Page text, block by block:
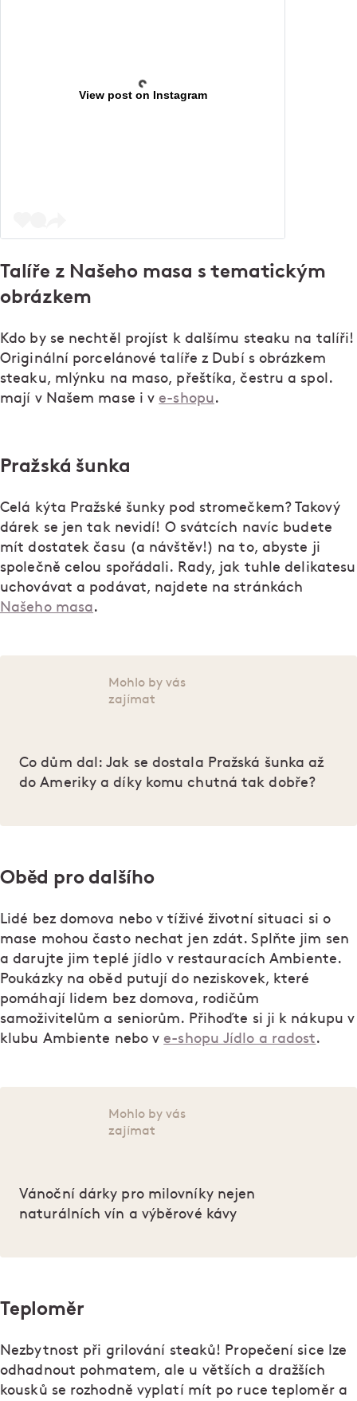
View post on Instagram
Talíře z Našeho masa s tematickým
obrázkem
Kdo by se nechtěl projíst k dalšímu steaku na talíři!
Originální porcelánové talíře z Dubí s obrázkem
steaku, mlýnku na maso, přeštíka, čestru a spol.
mají v Našem mase i v e-shopu.
Pražská šunka
Celá kýta Pražské šunky pod stromečkem? Takový
dárek se jen tak nevidí! O svátcích navíc budete
mít dostatek času (a návštěv!) na to, abyste ji
společně celou spořádali. Rady, jak tuhle delikatesu
uchovávat a podávat, najdete na stránkách
Našeho masa.
Mohlo by vás
zajímat
Co dům dal: Jak se dostala Pražská šunka až
do Ameriky a díky komu chutná tak dobře?
Oběd pro dalšího
Lidé bez domova nebo v tíživé životní situaci si o
mase mohou často nechat jen zdát. Splňte jim sen
a darujte jim teplé jídlo v restauracích Ambiente.
Poukázky na oběd putují do neziskovek, které
pomáhají lidem bez domova, rodičům
samoživitelům a seniorům. Přihoďte si ji k nákupu v
klubu Ambiente nebo v e-shopu Jídlo a radost.
Mohlo by vás
zajímat
Vánoční dárky pro milovníky nejen
naturálních vín a výběrové kávy
Teploměr
Nezbytnost při grilování steaků! Propečení sice lze
odhadnout pohmatem, ale u větších a dražších
kousků se rozhodně vyplatí mít po ruce teploměr a